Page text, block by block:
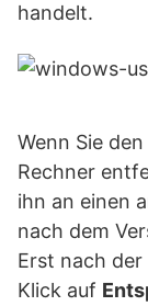
handelt.
Wenn Sie
Rechner
ihn an einen
nach dem
Erst nach
Klick auf